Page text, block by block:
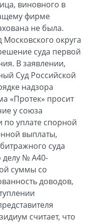
виновного в
фирме
не была.
округа
суда первой
В заявлении,
Суд Российской
надзора
«Протек» просит
у союза
по уплате спорной
выплаты,
суда
делу № А40-
суммы со
доводов,
считает, что